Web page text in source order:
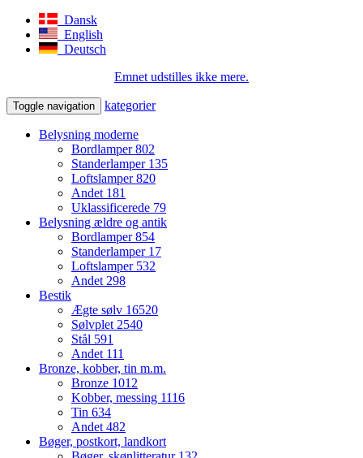
Dansk
English
Deutsch
Emnet udstilles ikke mere.
Toggle navigation kategorier
Belysning moderne
Bordlamper802
Standerlamper 135
Loftslamper820
Andet 181
Uklassificerede 79
Belysning ældre og antik
Bordlamper854
Standerlamper 17
Loftslamper 532
Andet 298
Bestik
Ægte sølv 16520
Sølvplet 2540
Stål 591
Andet 111
Bronze, kobber, tin m.m.
Bronze 1012
Kobber, messing 1116
Tin 634
Andet 482
Bøger, postkort, landkort